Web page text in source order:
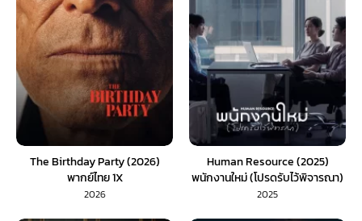
The Birthday Party (2026)
พากย์ไทย 1X
2026
Human Resource (2025)
พนักงานใหม่ (โปรดรับไว้พิจารณา)
2025